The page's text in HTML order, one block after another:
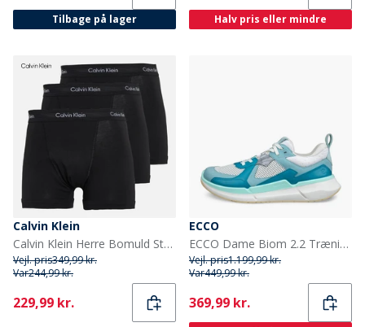
Tilbage på lager Halv pris eller mindre
Calvin Klein
Calvin Klein Herre Bomuld Stretch Tre Pak Boxer Trusser Sort/Sort
Vejl. pris349,99 kr.
Var244,99 kr.
Current
229,99 kr.
ECCO
ECCO Dame Biom 2.2 Træningssko Aquatic/Pagoda Blue/Shadow White
Vejl. pris1.199,99 kr.
Var449,99 kr.
Current
369,99 kr.